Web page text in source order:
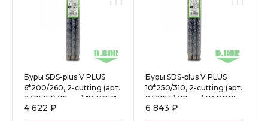
Буры SDS-plus V PLUS
6*200/260, 2-cutting (арт.
240503) (10 шт.) "D.BOR"
61010
4 622 ₽
Буры SDS-plus V PLUS
10*250/310, 2-cutting (арт.
242055) (10 шт.) "D.BOR"
61092
6 843 ₽